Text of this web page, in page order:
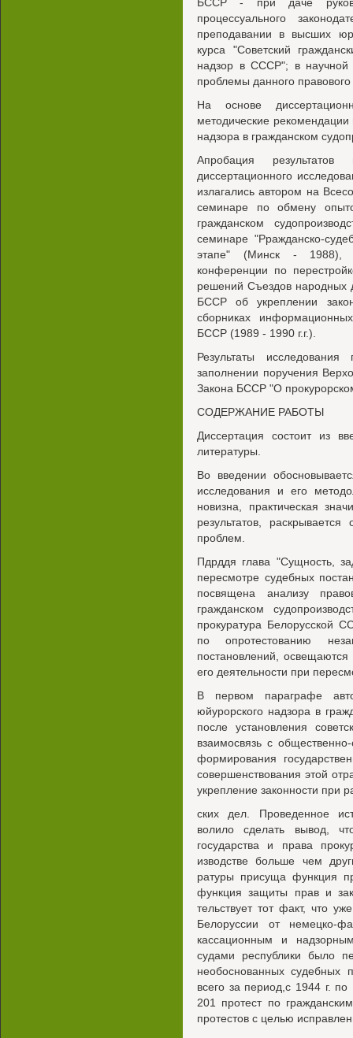
процессуального
преподавании в высших
курса "Советский
надзор в СССР"; в научной
проблемы данного правового
На основе
методические
надзора в гражданском
Апробация
диссертационного
излагались автором на
семинаре по обмену
гражданском
семинаре "Рражданско-
этапе" (Минск - 1988),
конференции по
решений Съездов народных
БССР об укреплении
сборниках
БССР (1989 - 1990 г.г.).
Результаты
заполнении поручения
Закона БССР "О
СОДЕРЖАНИЕ РАБОТЫ
Диссертация состоит из
литературы.
Во введении
исследования и его
новизна, практическая
результатов,
проблем.
Пдрддя глава "Сущность,
пересмотре судебных
посвящена анализу
гражданском
прокуратура Белорусской
по опротестованию
постановлений,
его деятельности при
В первом параграфе
юйурорского надзора в
после установления
взаимосвязь с
формирования
совершенствования этой
укрепление законности при
ских дел. Проведенное
волило сделать вывод,
государства и права
изводстве больше чем
ратуры присуща функция
функция защиты прав и
тельствует тот факт, что
Белоруссии от немецко-
кассационным и
судами республики было
необоснованных судебных
всего за период,с 1944 г.
201 протест по
протестов с целью